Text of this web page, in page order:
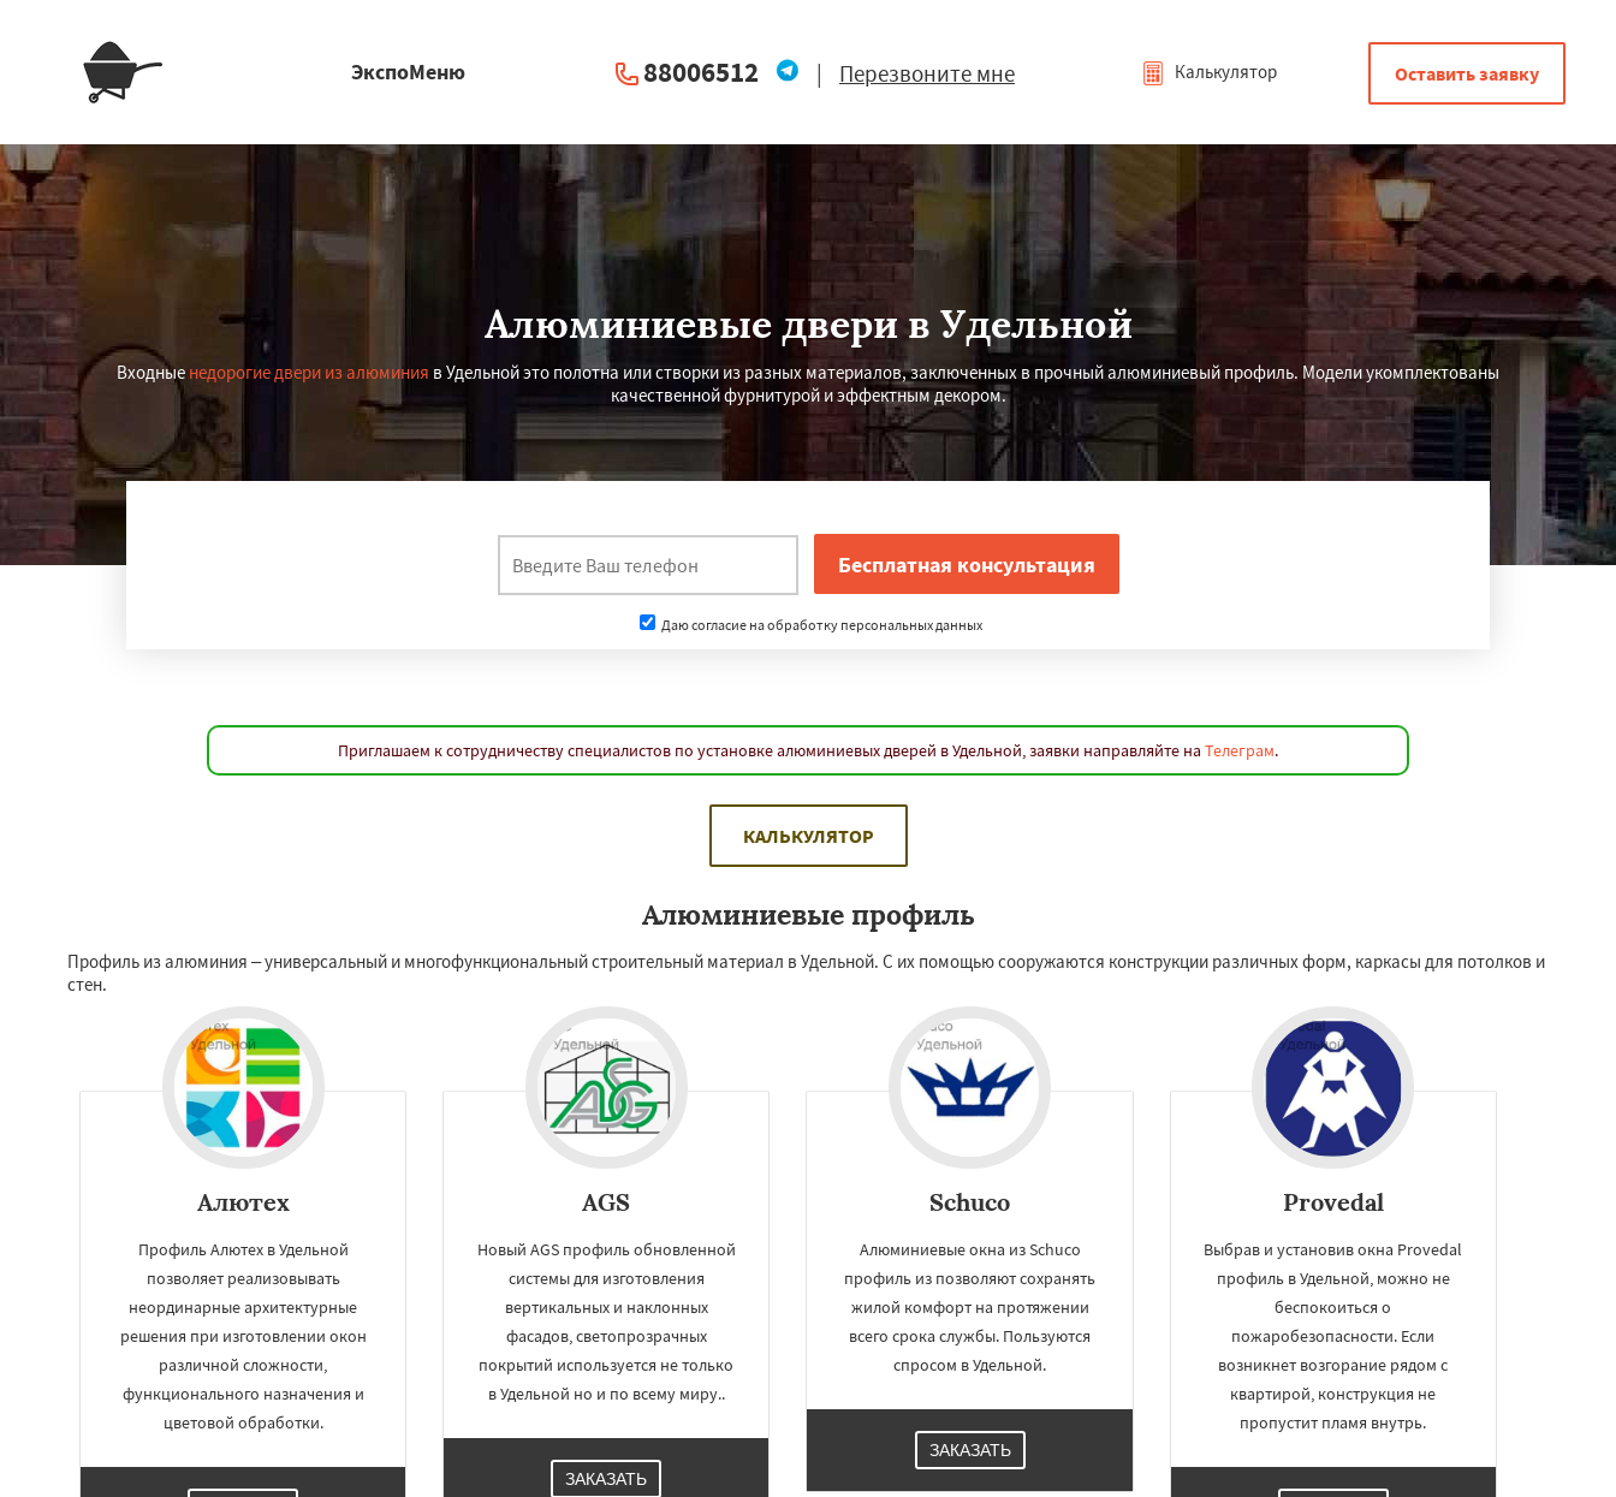
ЭкспоМеню 88006512 | Перезвоните мне Калькулятор Оставить заявку
Алюминиевые двери в Удельной
Входные недорогие двери из алюминия в Удельной это полотна или створки из разных материалов, заключенных в прочный алюминиевый профиль. Модели укомплектованы
качественной фурнитурой и эффектным декором.
Даю согласие на обработку персональных данных
Приглашаем к сотрудничеству специалистов по установке алюминиевых дверей в Удельной, заявки направляйте на Телеграм.
КАЛЬКУЛЯТОР
Алюминиевые профиль
Профиль из алюминия – универсальный и многофункциональный строительный материал в Удельной. С их помощью сооружаются конструкции различных форм, каркасы для потолков и
стен.
Алютех
Профиль Алютех в Удельной
позволяет реализовывать
неординарные архитектурные
решения при изготовлении окон
различной сложности,
функционального назначения и
цветовой обработки.
AGS
Новый AGS профиль обновленной
системы для изготовления
вертикальных и наклонных
фасадов, светопрозрачных
покрытий используется не только
в Удельной но и по всему миру..
ЗАКАЗАТЬ
Schuco
Алюминиевые окна из Schuco
профиль из позволяют сохранять
жилой комфорт на протяжении
всего срока службы. Пользуются
спросом в Удельной.
ЗАКАЗАТЬ
Provedal
Выбрав и установив окна Provedal
профиль в Удельной, можно не
беспокоиться о
пожаробезопасности. Если
возникнет возгорание рядом с
квартирой, конструкция не
пропустит пламя внутрь.